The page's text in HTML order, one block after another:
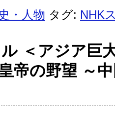
・人物 タグ: NHK
＜アジア巨
帝の野望 ～